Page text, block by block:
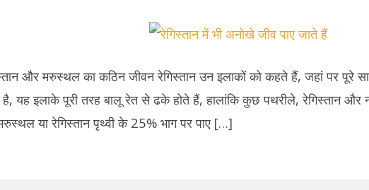
और मरुस्थल का कठिन जीवन रेगिस्तान उन इलाकों को कहते हैं, जहां पर पूरे
है, यह इलाके पूरी तरह बालू रेत से ढके होते हैं, हालांकि कुछ पथरीले, रेगिस्तान और
या रेगिस्तान पृथ्वी के 25% भाग पर पाए […]